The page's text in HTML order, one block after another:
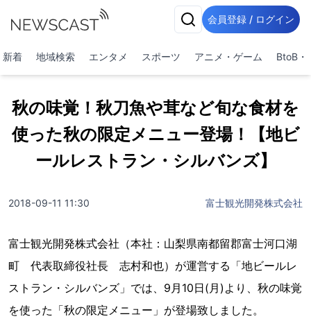
会員登録 / ログイン
新着 地域検索 エンタメ スポーツ アニメ・ゲーム BtoB・
秋の味覚！秋刀魚や茸など旬な食材を
使った秋の限定メニュー登場！【地ビ
ールレストラン・シルバンズ】
2018-09-11 11:30 富士観光開発株式会社
富士観光開発株式会社（本社：山梨県南都留郡富士河口湖
町 代表取締役社長 志村和也）が運営する「地ビールレ
ストラン・シルバンズ」では、9月10日(月)より、秋の味覚
を使った「秋の限定メニュー」が登場致しました。